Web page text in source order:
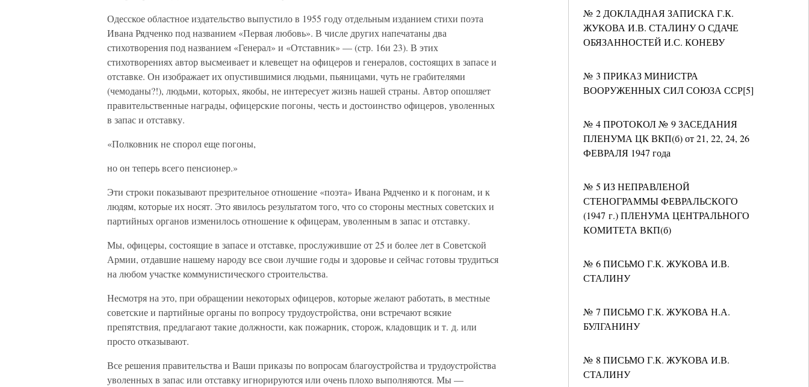
№ 2 ДОКЛАДНАЯ ЗАПИСКА Г.К.
ЖУКОВА И.В. СТАЛИНУ О СДАЧЕ
ОБЯЗАННОСТЕЙ И.С. КОНЕВУ
№ 3 ПРИКАЗ МИНИСТРА
ВООРУЖЕННЫХ СИЛ СОЮЗА ССР[5]
№ 4 ПРОТОКОЛ № 9 ЗАСЕДАНИЯ
ПЛЕНУМА ЦК ВКП(б) от 21, 22, 24, 26
ФЕВРАЛЯ 1947 года
№ 5 ИЗ НЕПРАВЛЕНОЙ
СТЕНОГРАММЫ ФЕВРАЛЬСКОГО
(1947 г.) ПЛЕНУМА ЦЕНТРАЛЬНОГО
КОМИТЕТА ВКП(б)
№ 6 ПИСЬМО Г.К. ЖУКОВА И.В.
СТАЛИНУ
№ 7 ПИСЬМО Г.К. ЖУКОВА Н.А.
БУЛГАНИНУ
№ 8 ПИСЬМО Г.К. ЖУКОВА И.В.
СТАЛИНУ
Одесское областное издательство выпустило в 1955 году отдельным изданием стихи поэта
Ивана Рядченко под названием «Первая любовь». В числе других напечатаны два
стихотворения под названием «Генерал» и «Отставник» — (стр. 16и 23). В этих
стихотворениях автор высмеивает и клевещет на офицеров и генералов, состоящих в запасе и
отставке. Он изображает их опустившимися людьми, пьяницами, чуть не грабителями
(чемоданы?!), людьми, которых, якобы, не интересует жизнь нашей страны. Автор опошляет
правительственные награды, офицерские погоны, честь и достоинство офицеров, уволенных
в запас и отставку.
«Полковник не спорол еще погоны,
но он теперь всего пенсионер.»
Эти строки показывают презрительное отношение «поэта» Ивана Рядченко и к погонам, и к
людям, которые их носят. Это явилось результатом того, что со стороны местных советских и
партийных органов изменилось отношение к офицерам, уволенным в запас и отставку.
Мы, офицеры, состоящие в запасе и отставке, прослужившие от 25 и более лет в Советской
Армии, отдавшие нашему народу все свои лучшие годы и здоровье и сейчас готовы трудиться
на любом участке коммунистического строительства.
Несмотря на это, при обращении некоторых офицеров, которые желают работать, в местные
советские и партийные органы по вопросу трудоустройства, они встречают всякие
препятствия, предлагают такие должности, как пожарник, сторож, кладовщик и т. д. или
просто отказывают.
Все решения правительства и Ваши приказы по вопросам благоустройства и трудоустройства
уволенных в запас или отставку игнорируются или очень плохо выполняются. Мы —